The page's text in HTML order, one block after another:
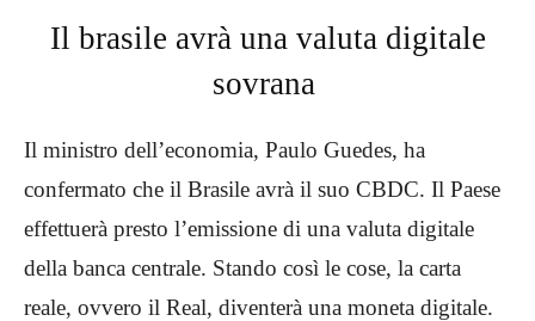
Il brasile avrà una valuta digitale
sovrana
Il ministro dell’economia, Paulo Guedes, ha
confermato che il Brasile avrà il suo CBDC. Il Paese
effettuerà presto l’emissione di una valuta digitale
della banca centrale. Stando così le cose, la carta
reale, ovvero il Real, diventerà una moneta digitale.